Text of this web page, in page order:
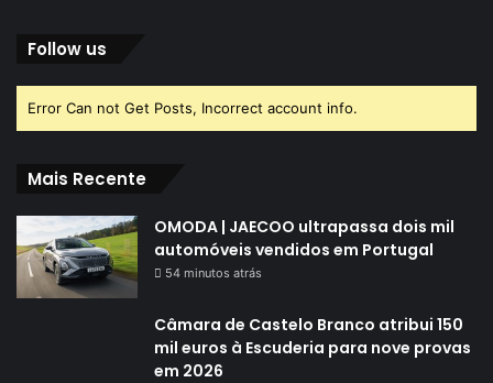
Follow us
Error Can not Get Posts, Incorrect account info.
Mais Recente
OMODA | JAECOO ultrapassa dois mil
automóveis vendidos em Portugal
54 minutos atrás
Câmara de Castelo Branco atribui 150
mil euros à Escuderia para nove provas
em 2026